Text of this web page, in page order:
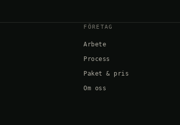
FÖRETAG
Arbete
Process
Paket & pris
Om oss